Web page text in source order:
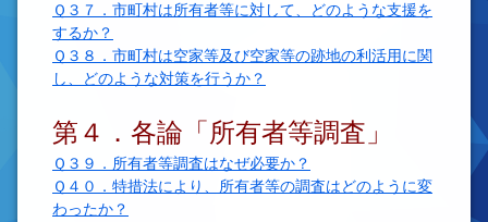
Ｑ３７．市町村は所有者等に対して、どのような支援を
するか？
Ｑ３８．市町村は空家等及び空家等の跡地の利活用に関
し、どのような対策を行うか？
第４．各論「所有者等調査」
Ｑ３９．所有者等調査はなぜ必要か？
Ｑ４０．特措法により、所有者等の調査はどのように変
わったか？